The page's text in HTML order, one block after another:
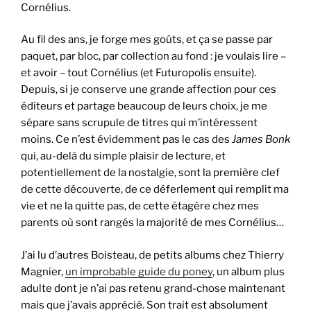
Cornélius.
Au fil des ans, je forge mes goûts, et ça se passe par
paquet, par bloc, par collection au fond : je voulais lire –
et avoir – tout Cornélius (et Futuropolis ensuite).
Depuis, si je conserve une grande affection pour ces
éditeurs et partage beaucoup de leurs choix, je me
sépare sans scrupule de titres qui m’intéressent
moins. Ce n’est évidemment pas le cas des James Bonk
qui, au-delà du simple plaisir de lecture, et
potentiellement de la nostalgie, sont la première clef
de cette découverte, de ce déferlement qui remplit ma
vie et ne la quitte pas, de cette étagère chez mes
parents où sont rangés la majorité de mes Cornélius…
J’ai lu d’autres Boisteau, de petits albums chez Thierry
Magnier, un improbable guide du poney, un album plus
adulte dont je n’ai pas retenu grand-chose maintenant
mais que j’avais apprécié. Son trait est absolument